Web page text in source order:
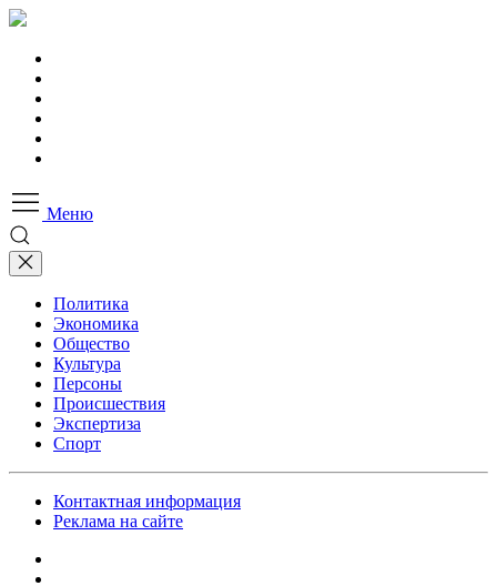
Меню
Политика
Экономика
Общество
Культура
Персоны
Происшествия
Экспертиза
Спорт
Контактная информация
Реклама на сайте